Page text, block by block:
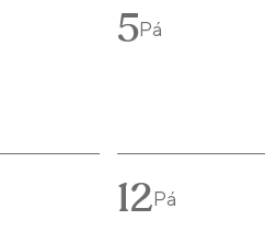
5Pá
12Pá